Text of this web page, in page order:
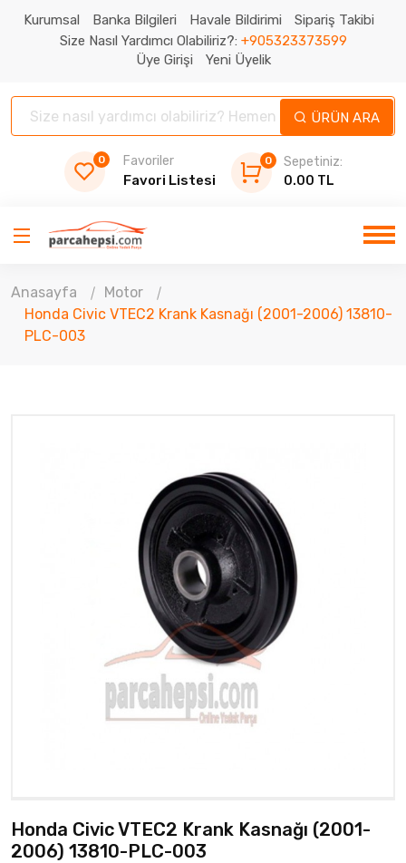
Kurumsal Banka Bilgileri Havale Bildirimi
Sipariş Takibi
Size Nasıl Yardımcı Olabiliriz?: +905323373599
Üye Girişi
Yeni Üyelik
ÜRÜN ARA
0 Favoriler
Favori Listesi
0
Sepetiniz:
0.00 TL
Anasayfa
Motor
Honda Civic VTEC2 Krank Kasnağı (2001-2006) 13810-
PLC-003
Honda Civic VTEC2 Krank Kasnağı (2001-
2006) 13810-PLC-003